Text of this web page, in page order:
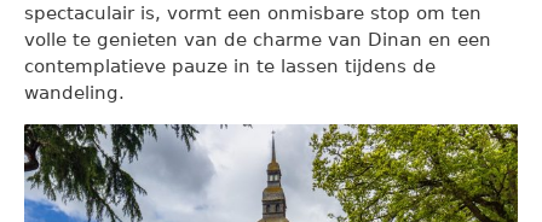
spectaculair is, vormt een onmisbare stop om ten
volle te genieten van de charme van Dinan en een
contemplatieve pauze in te lassen tijdens de
wandeling.